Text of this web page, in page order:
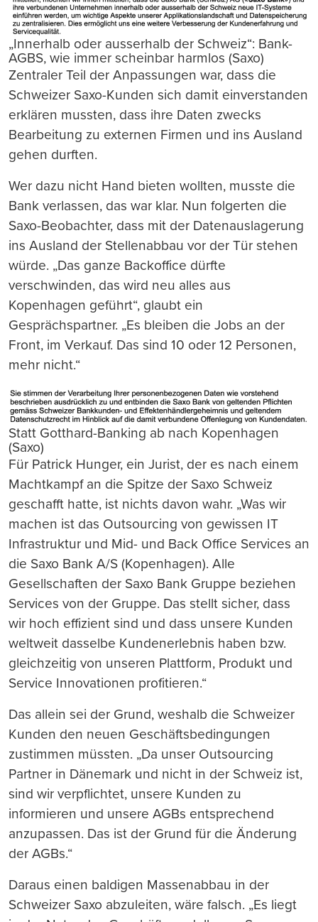
„Innerhalb oder ausserhalb der Schweiz“: Bank-
AGBS, wie immer scheinbar harmlos (Saxo)
Zentraler Teil der Anpassungen war, dass die
Schweizer Saxo-Kunden sich damit einverstanden
erklären mussten, dass ihre Daten zwecks
Bearbeitung zu externen Firmen und ins Ausland
gehen durften.
Wer dazu nicht Hand bieten wollten, musste die
Bank verlassen, das war klar. Nun folgerten die
Saxo-Beobachter, dass mit der Datenauslagerung
ins Ausland der Stellenabbau vor der Tür stehen
würde. „Das ganze Backoffice dürfte
verschwinden, das wird neu alles aus
Kopenhagen geführt“, glaubt ein
Gesprächspartner. „Es bleiben die Jobs an der
Front, im Verkauf. Das sind 10 oder 12 Personen,
mehr nicht.“
Statt Gotthard-Banking ab nach Kopenhagen
(Saxo)
Für Patrick Hunger, ein Jurist, der es nach einem
Machtkampf an die Spitze der Saxo Schweiz
geschafft hatte, ist nichts davon wahr. „Was wir
machen ist das Outsourcing von gewissen IT
Infrastruktur und Mid- und Back Office Services an
die Saxo Bank A/S (Kopenhagen). Alle
Gesellschaften der Saxo Bank Gruppe beziehen
Services von der Gruppe. Das stellt sicher, dass
wir hoch effizient sind und dass unsere Kunden
weltweit dasselbe Kundenerlebnis haben bzw.
gleichzeitig von unseren Plattform, Produkt und
Service Innovationen profitieren.“
Das allein sei der Grund, weshalb die Schweizer
Kunden den neuen Geschäftsbedingungen
zustimmen müssten. „Da unser Outsourcing
Partner in Dänemark und nicht in der Schweiz ist,
sind wir verpflichtet, unsere Kunden zu
informieren und unsere AGBs entsprechend
anzupassen. Das ist der Grund für die Änderung
der AGBs.“
Daraus einen baldigen Massenabbau in der
Schweizer Saxo abzuleiten, wäre falsch. „Es liegt